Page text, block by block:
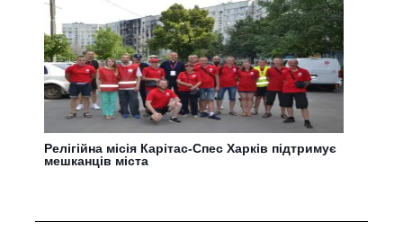
Релігійна місія Карітас-Спес Харків підтримує
мешканців міста